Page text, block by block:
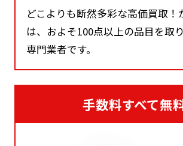
どこよりも断然多彩な高価買取！
は、およそ100点以上の品目を取
専門業者です。
手数料すべて無